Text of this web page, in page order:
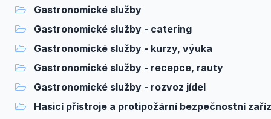
Gastronomické služby
Gastronomické služby - catering
Gastronomické služby - kurzy, výuka
Gastronomické služby - recepce, rauty
Gastronomické služby - rozvoz jídel
Hasicí přístroje a protipožární bezpečnostní